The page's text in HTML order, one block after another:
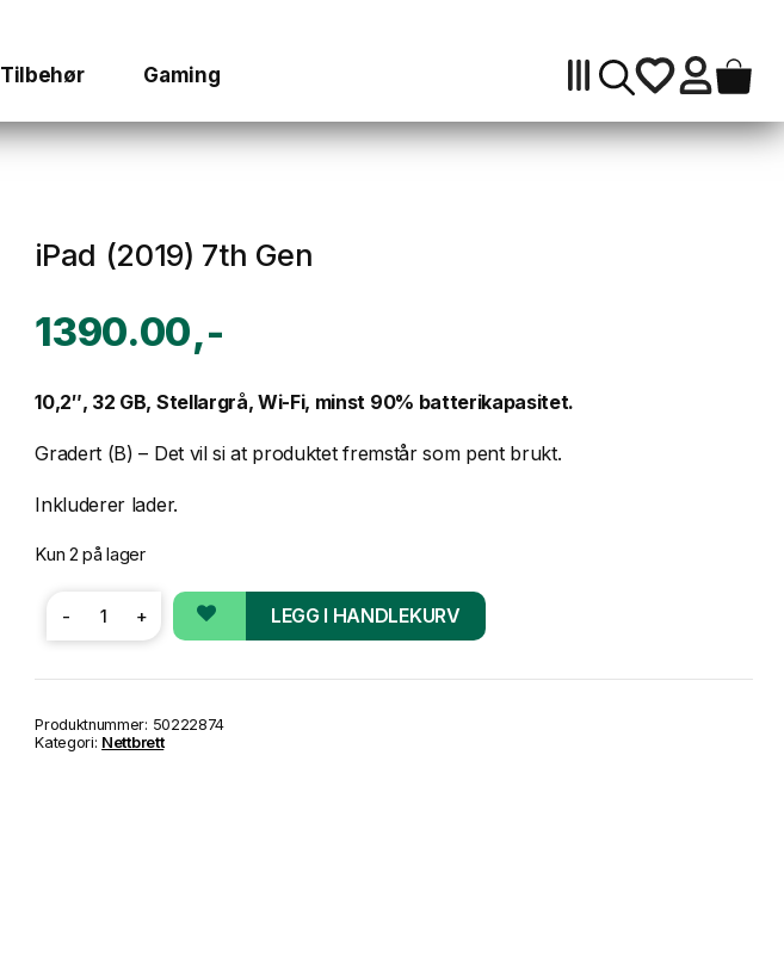
Tilbehør Gaming
iPad (2019) 7th Gen
1390.00
10,2″, 32 GB, Stellargrå, Wi-Fi, minst 90% batterikapasitet.
Gradert (B) – Det vil si at produktet fremstår som pent brukt.
Inkluderer lader.
Kun 2 på lager
-
iPad
(2019)
antall
+ LEGG I HANDLEKURV
Produktnummer: 50222874
Kategori: Nettbrett